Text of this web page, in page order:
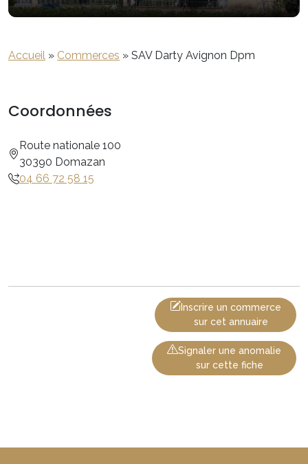
Accueil » Commerces » SAV Darty Avignon Dpm
Coordonnées
Route nationale 100
30390 Domazan
04 66 72 58 15
Inscrire un commerce
sur cet annuaire
Signaler une anomalie
sur cette fiche